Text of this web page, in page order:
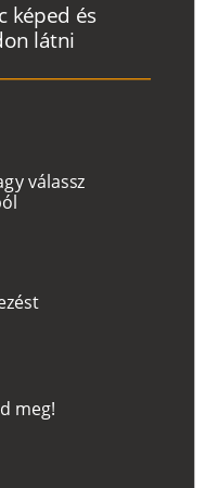
gyválassz
ól
c képed és
on látni
zést
d meg!